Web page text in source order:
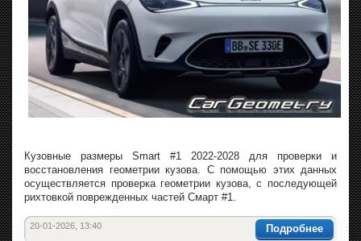
Кузовные размеры Smart #1 2022-2028 для проверки и
восстановления геометрии кузова. С помощью этих данных
осуществляется проверка геометрии кузова, с последующей
рихтовкой поврежденных частей Смарт #1.
Подробнее
20-01-2026, 13:40